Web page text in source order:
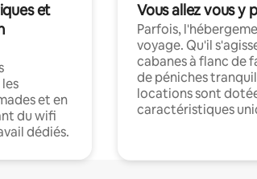
et
et en
du wifi
dédiés.
Vous allez vous y
Parfois,
voyage. Qu'il
cabanes à flanc de
de péniches
locations sont
caractéristiques